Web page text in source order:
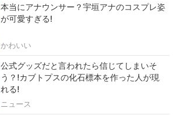
本当にアナウンサー？宇垣アナのコスプレ姿
が可愛すぎる!
かわいい
公式グッズだと言われたら信じてしまいそ
う？!カブトプスの化石標本を作った人が現
れる!
ニュース